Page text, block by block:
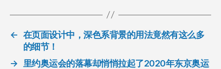
← 在页面设计中，深色系背景的用法竟然有这么多
的细节！
→
里约奥运会的落幕却悄悄拉起了2020年东京奥运